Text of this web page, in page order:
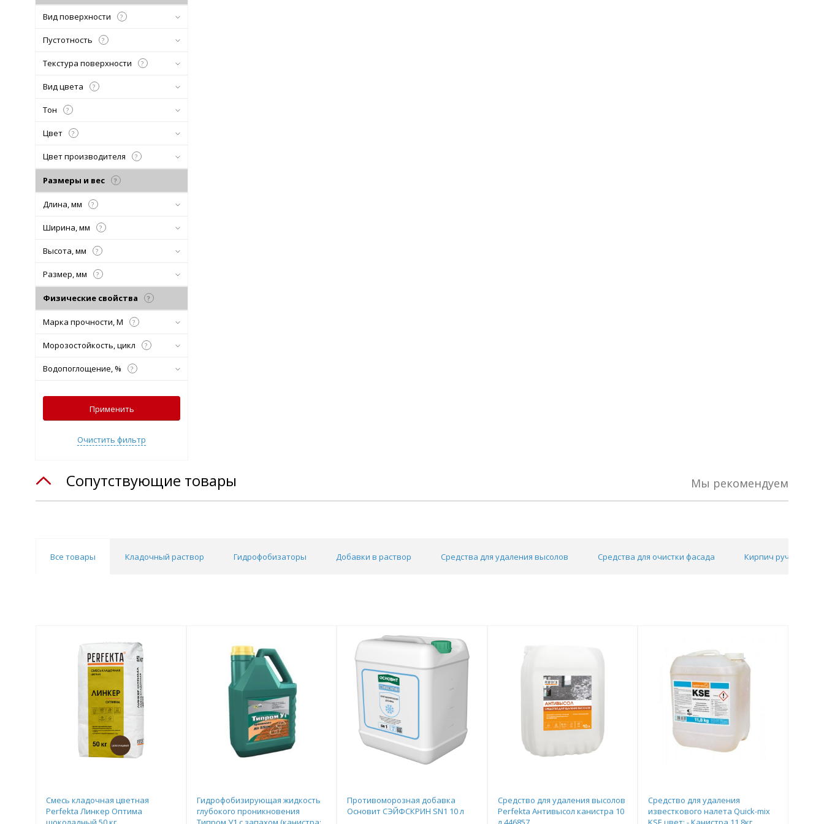
Вид поверхности ?
Пустотность ?
Текстура поверхности ?
Вид цвета ?
Тон ?
Цвет ?
Цвет производителя ?
Размеры и вес ?
Длина, мм ?
Ширина, мм ?
Высота, мм ?
Размер, мм ?
Физические свойства ?
Марка прочности, М ?
Морозостойкость, цикл ?
Водопоглощение, % ?
Применить
Очистить фильтр
Мы рекомендуем
Сопутствующие товары
Все товары Кладочный раствор Гидрофобизаторы Добавки в раствор Средства для удаления высолов Средства для очистки фасада Кирпич ручной
Смесь кладочная цветная
Perfekta Линкер Оптима
Гидрофобизирующая жидкость
глубокого проникновения
Противоморозная добавка
Основит СЭЙФСКРИН SN1 10 л
Средство для удаления высолов
Perfekta Антивысол канистра 10
Средство для удаления
известкового налета Quick-mix